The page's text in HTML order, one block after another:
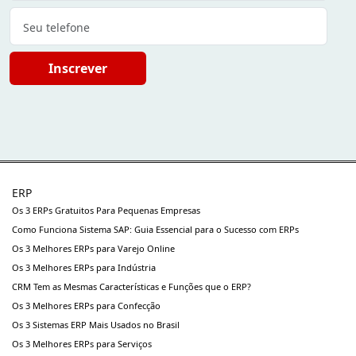
Inscrever
ERP
Os 3 ERPs Gratuitos Para Pequenas Empresas
Como Funciona Sistema SAP: Guia Essencial para o Sucesso com ERPs
Os 3 Melhores ERPs para Varejo Online
Os 3 Melhores ERPs para Indústria
CRM Tem as Mesmas Características e Funções que o ERP?
Os 3 Melhores ERPs para Confecção
Os 3 Sistemas ERP Mais Usados no Brasil
Os 3 Melhores ERPs para Serviços